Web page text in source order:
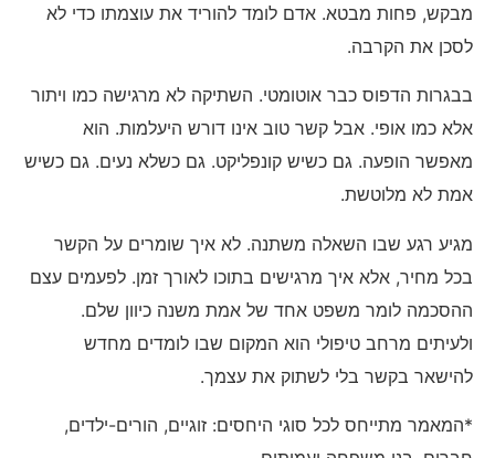
מבקש, פחות מבטא. אדם לומד להוריד את עוצמתו כדי לא
לסכן את הקרבה.
בבגרות הדפוס כבר אוטומטי. השתיקה לא מרגישה כמו ויתור
אלא כמו אופי. אבל קשר טוב אינו דורש היעלמות. הוא
מאפשר הופעה. גם כשיש קונפליקט. גם כשלא נעים. גם כשיש
אמת לא מלוטשת.
מגיע רגע שבו השאלה משתנה. לא איך שומרים על הקשר
בכל מחיר, אלא איך מרגישים בתוכו לאורך זמן. לפעמים עצם
ההסכמה לומר משפט אחד של אמת משנה כיוון שלם.
ולעיתים מרחב טיפולי הוא המקום שבו לומדים מחדש
להישאר בקשר בלי לשתוק את עצמך.
*המאמר מתייחס לכל סוגי היחסים: זוגיים, הורים-ילדים,